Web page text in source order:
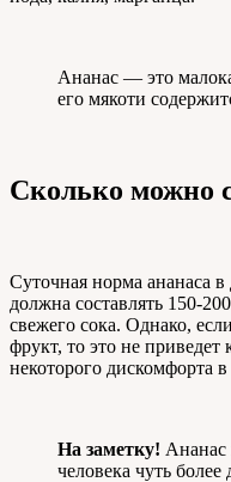
Ананас — это
его мякоти
Сколько можно
Суточная норма ананаса в
должна составлять 150-
свежего сока. Однако,
фрукт, то это не
некоторого дискомфорта
На заметку! Ананас
человека чуть более